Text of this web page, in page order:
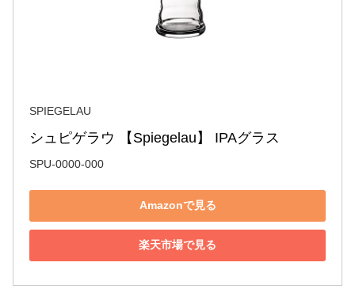
SPIEGELAU
シュピゲラウ 【Spiegelau】 IPAグラス
SPU-0000-000
Amazonで見る
楽天市場で見る